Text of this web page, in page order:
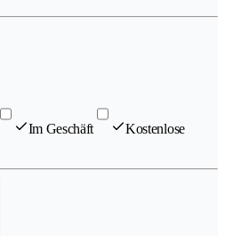
Im Geschäft
Kostenlose